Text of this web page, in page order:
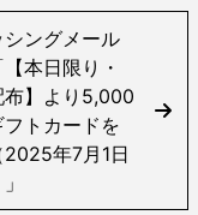
シングメール
本日限り・
布】より5,000
フトカードを
2025年7月1日